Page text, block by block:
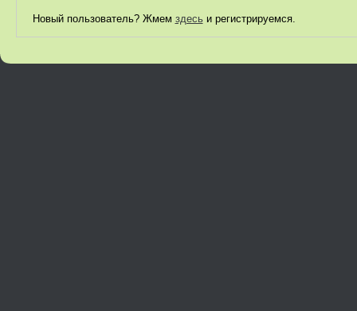
Новый пользователь? Жмем здесьи регистрируемся.